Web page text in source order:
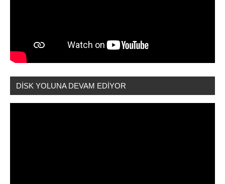
DİSK YOLUNA DEVAM EDİYOR